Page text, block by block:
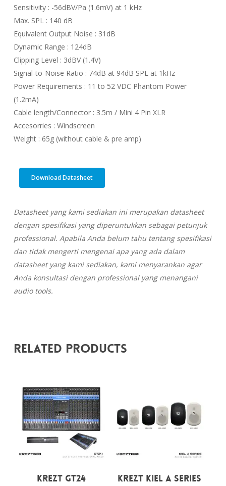
Sensitivity : -56dBV/Pa (1.6mV) at 1 kHz
Max. SPL : 140 dB
Equivalent Output Noise : 31dB
Dynamic Range : 124dB
Clipping Level : 3dBV (1.4V)
Signal-to-Noise Ratio : 74dB at 94dB SPL at 1kHz
Power Requirements : 11 to 52 VDC Phantom Power
(1.2mA)
Cable length/Connector : 3.5m / Mini 4 Pin XLR
Accesorries : Windscreen
Weight : 65g (without cable & pre amp)
Download Datasheet
Datasheet yang kami sediakan ini merupakan datasheet
dengan spesifikasi yang diperuntukkan sebagai petunjuk
professional. Apabila Anda belum tahu tentang spesifikasi
dan tidak mengerti mengenai apa yang ada dalam
datasheet yang kami sediakan, kami menyarankan agar
Anda konsultasi dengan professional yang menangani
audio tools.
Related Products
Rp6.249.000
KREZT GT24 KREZT KIEL A SERIES